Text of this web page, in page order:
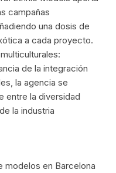
campañas
una dosis de
a cada proyecto.
de la integración
la agencia se
entre la diversidad
la industria
modelos en Barcelona